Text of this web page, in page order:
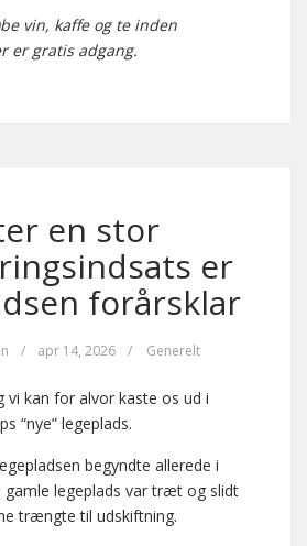
vin, kaffe og te inden
er gratis adgang.
en stor
er
forårsklar
/ apr 14, 2026 / Generelt
vi kan for alvor kaste os ud i
“nye” legeplads.
begyndte allerede i
gamle legeplads var træt og slidt
trængte til udskiftning.